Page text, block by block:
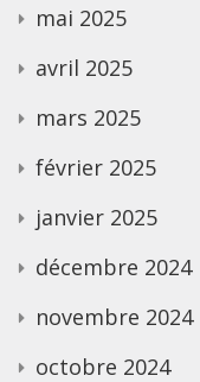
mai 2025
avril 2025
mars 2025
février 2025
janvier 2025
décembre 2024
novembre 2024
octobre 2024